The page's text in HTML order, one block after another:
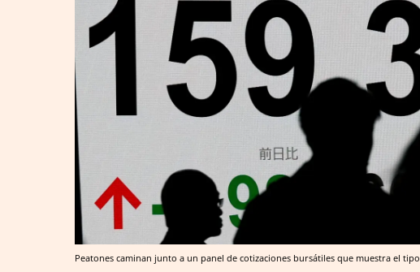
Peatones caminan junto a un panel de cotizaciones bursátiles que muestra el